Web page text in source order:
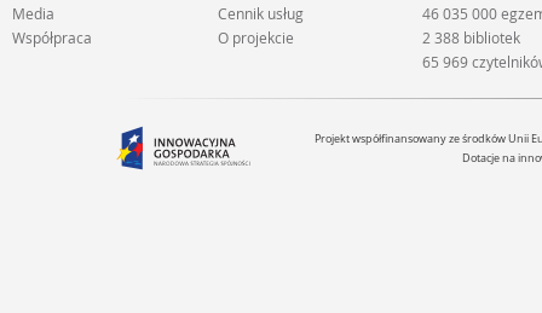
Media
Współpraca
Cennik usług
O projekcie
46 035 000
2 388 bibliotek
65 969
Projekt współfinansowany ze środków Unii
Dotacje na